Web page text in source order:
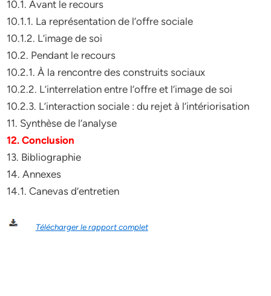
10.1. Avant le recours
10.1.1. La représentation de l’offre sociale
10.1.2. L’image de soi
10.2. Pendant le recours
10.2.1. À la rencontre des construits sociaux
10.2.2. L’interrelation entre l’offre et l’image de soi
10.2.3. L’interaction sociale : du rejet à l’intériorisation
11. Synthèse de l’analyse
12. Conclusion
13. Bibliographie
14. Annexes
14.1. Canevas d’entretien
Télécharger le rapport complet